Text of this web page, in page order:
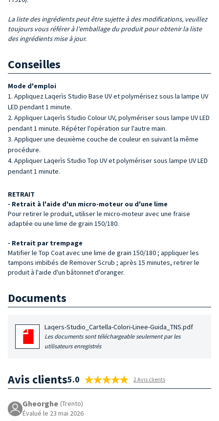
La liste des ingrédients peut être sujette à des modifications, veuillez
toujours vous référer à l'emballage du produit pour obtenir la liste
des ingrédients mise à jour.
Conseilles
Mode d'emploi
Appliquez Laqerìs Studio Base UV et polymérisez sous la lampe UV
LED pendant 1 minute.
Appliquer Laqerìs Studio Colour UV, polymériser sous lampe UV LED
pendant 1 minute. Répéter l'opération sur l'autre main.
Appliquer une deuxième couche de couleur en suivant la même
procédure.
Appliquer Laqerìs Studio Top UV et polymériser sous lampe UV LED
pendant 1 minute.
RETRAIT
- Retrait à l'aide d'un micro-moteur ou d'une lime
Pour retirer le produit, utiliser le micro-moteur avec une fraise
adaptée ou une lime de grain 150/180.
- Retrait par trempage
Matifier le Top Coat avec une lime de grain 150/180 ; appliquer les
tampons imbibés de Remover Scrub ; après 15 minutes, retirer le
produit à l'aide d'un bâtonnet d'oranger.
Documents
Laqers-Studio_Cartella-Colori-Linee-Guida_TNS.pdf
Les documents sont téléchargeable seulement par les
utilisateurs enregistrés
Avis clients5.0 2 Avis clients
Gheorghe (Trento)
Évalué le 23 mai 2026